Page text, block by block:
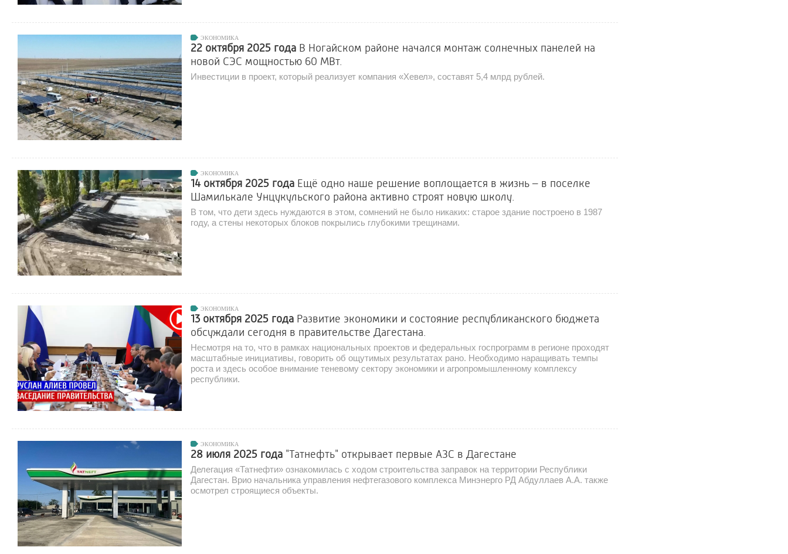
ЭКОНОМИКА
22 октября 2025 года В Ногайском районе начался монтаж солнечных панелей на
новой СЭС мощностью 60 МВт.
Инвестиции в проект, который реализует компания «Хевел», составят 5,4 млрд рублей.
ЭКОНОМИКА
14 октября 2025 года Ещё одно наше решение воплощается в жизнь – в поселке
Шамилькале Унцукульского района активно строят новую школу.
В том, что дети здесь нуждаются в этом, сомнений не было никаких: старое здание построено в 1987
году, а стены некоторых блоков покрылись глубокими трещинами.
ЭКОНОМИКА
13 октября 2025 года Развитие экономики и состояние республиканского бюджета
обсуждали сегодня в правительстве Дагестана.
Несмотря на то, что в рамках национальных проектов и федеральных госпрограмм в регионе проходят
масштабные инициативы, говорить об ощутимых результатах рано. Необходимо наращивать темпы
роста и здесь особое внимание теневому сектору экономики и агропромышленному комплексу
республики.
ЭКОНОМИКА
28 июля 2025 года "Татнефть" открывает первые АЗС в Дагестане
Делегация «Татнефти» ознакомилась с ходом строительства заправок на территории Республики
Дагестан. Врио начальника управления нефтегазового комплекса Минэнерго РД Абдуллаев А.А. также
осмотрел строящиеся объекты.